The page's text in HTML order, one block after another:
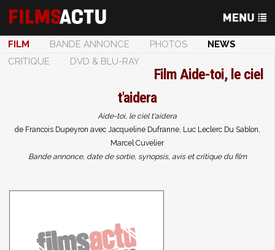
FILM BANDE ANNONCE PHOTOS
NEWS
CRITIQUE
DVD & BLU-RAY
FilmAide-toi, le ciel
t'aidera
Aide-toi, le ciel t'aidera
de Francois Dupeyron avec Jacqueline Dufranne, Luc Leclerc Du Sablon,
Marcel Cuvelier
Bande annonce, date de sortie, synopsis, avis et critique du film